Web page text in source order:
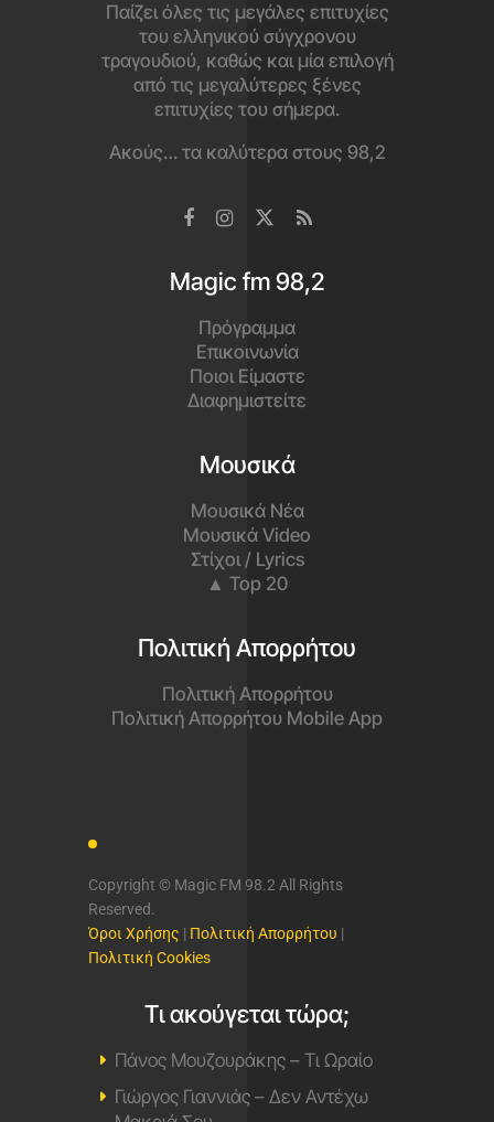
Παίζει όλες τις μεγάλες επιτυχίες
του ελληνικού σύγχρονου
τραγουδιού, καθώς και μία επιλογή
από τις μεγαλύτερες ξένες
επιτυχίες του σήμερα.
Ακούς… τα καλύτερα στους 98,2
Magic fm 98,2
Πρόγραμμα
Επικοινωνία
Ποιοι Είμαστε
Διαφημιστείτε
Μουσικά
Μουσικά Νέα
Μουσικά Video
Στίχοι / Lyrics
▲ Top 20
Πολιτική Απορρήτου
Πολιτική Απορρήτου
Πολιτική Απορρήτου Mobile App
Copyright © Magic FM 98.2 All Rights
Reserved.
Όροι Χρήσης | Πολιτική Απορρήτου |
Πολιτική Cookies
Τι ακούγεται τώρα;
Πάνος Μουζουράκης – Τι Ωραίο
Γιώργος Γιαννιάς – Δεν Αντέχω